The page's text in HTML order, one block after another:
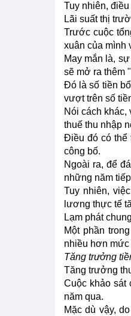
Tuy nhiên,
Lãi suất thị
Trước cuộc
xuân của mình
May mắn là,
sẽ mở ra thêm
Đó là số tiền
vượt trên số
Nói cách
thuế thu nhập
Điều đó có thể
công bố.
Ngoài ra, để
những năm
Tuy nhiên,
lương thực tế
Lạm phát
Một phần
nhiều hơn mức
Tăng trưởng
Tăng trưởng
Cuộc khảo sát
năm qua.
Mặc dù vậy,